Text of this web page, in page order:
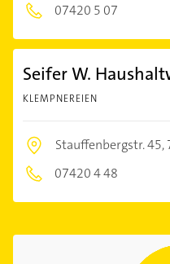
07420 5 07
Seifer W.
KLEMPNEREIEN
Stauffenbergstr. 45,
07420 4 48